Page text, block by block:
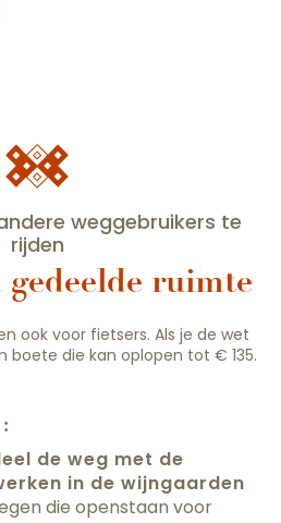
weggebruikers te
rijden
gedeelde ruimte
ook voor fietsers. Als je de wet
boete die kan oplopen tot € 135.
de weg met de
in de wijngaarden
die openstaan voor